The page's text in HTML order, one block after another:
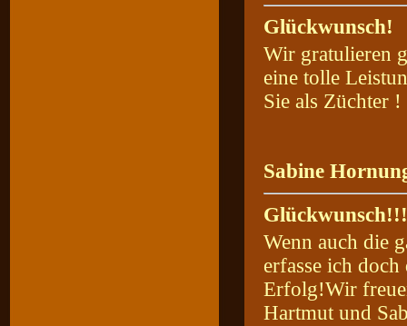
Glückwunsch!
Wir gratulieren
eine tolle
Sie als Züchter
Sabine
Wenn auch die
erfasse ich
Erfolg!Wir
Hartmut und